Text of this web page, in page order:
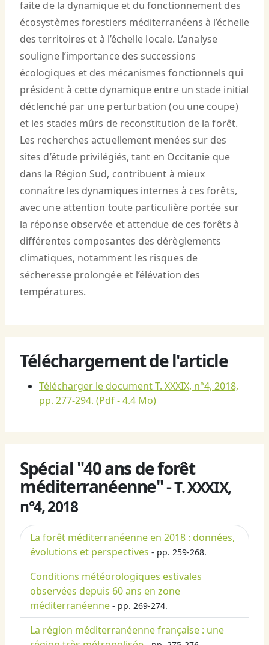
faite de la dynamique et du fonctionnement des
écosystèmes forestiers méditerranéens à l’échelle
des territoires et à l’échelle locale. L’analyse
souligne l’importance des successions
écologiques et des mécanismes fonctionnels qui
président à cette dynamique entre un stade initial
déclenché par une perturbation (ou une coupe)
et les stades mûrs de reconstitution de la forêt.
Les recherches actuellement menées sur des
sites d’étude privilégiés, tant en Occitanie que
dans la Région Sud, contribuent à mieux
connaître les dynamiques internes à ces forêts,
avec une attention toute particulière portée sur
la réponse observée et attendue de ces forêts à
différentes composantes des dérèglements
climatiques, notamment les risques de
sécheresse prolongée et l’élévation des
températures.
Téléchargement de l'article
Télécharger le document T. XXXIX, n°4, 2018,
pp. 277-294. (Pdf - 4.4 Mo)
Spécial "40 ans de forêt
méditerranéenne" -T. XXXIX,
n°4, 2018
La forêt méditerranéenne en 2018 : données,
évolutions et perspectives - pp. 259-268.
Conditions météorologiques estivales
observées depuis 60 ans en zone
méditerranéenne - pp. 269-274.
La région méditerranéenne française : une